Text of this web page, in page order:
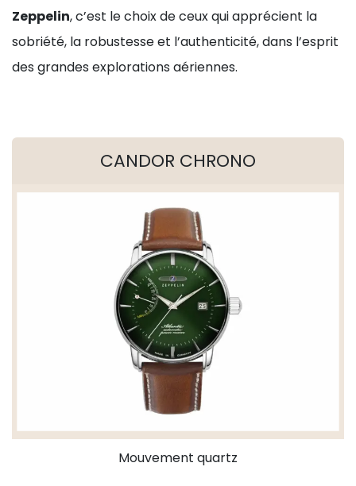
Zeppelin, c’est le choix de ceux qui apprécient la
sobriété, la robustesse et l’authenticité, dans l’esprit
des grandes explorations aériennes.
CANDOR CHRONO
Mouvement quartz